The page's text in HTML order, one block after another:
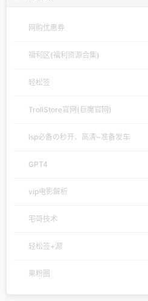
网购优惠券
福利区(福利资源合集)
轻松签
TrollStore官网(巨魔官网)
lsp必备の秒开、高清~准备发车
GPT4
vip电影解析
宅哥技术
轻松签+源
果粉圈